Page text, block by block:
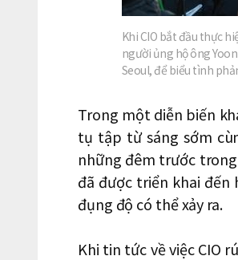
Khi CIO bắt đầu thực
người ủng hộ ông
Seoul, để biểu tình
Trong một diễn biến
tụ tập từ sáng sớm
những đêm trước
đã được triển khai đến
đụng độ có thể xảy ra.
Khi tin tức về việc CIO